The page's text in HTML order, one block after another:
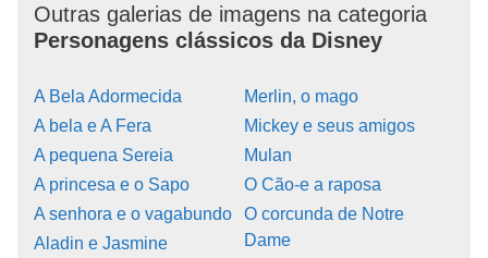
Outras galerias de imagens na categoria
Personagens clássicos da Disney
A Bela Adormecida
A bela e A Fera
A pequena Sereia
A princesa e o Sapo
A senhora e o vagabundo
Aladin e Jasmine
Merlin, o mago
Mickey e seus amigos
Mulan
O Cão-e a raposa
O corcunda de Notre
Dame